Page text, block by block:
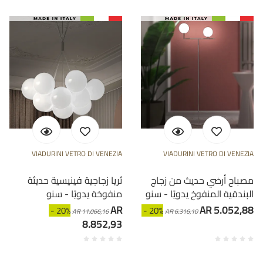
VIADURINI VETRO DI VENEZIA
ثريا زجاجية فينيسية حديثة
منفوخة يدويًا - سنو
- 20%AR 11.066,16AR
8.852,93
VIADURINI VETRO DI VENEZIA
مصباح أرضي حديث من زجاج
البندقية المنفوخ يدويًا - سنو
- 20%AR 6.316,10AR 5.052,88